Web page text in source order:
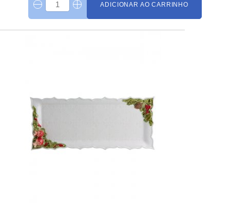
ADICIONAR AO CARRINHO